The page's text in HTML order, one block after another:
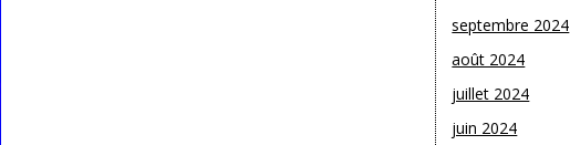
septembre 2024
août 2024
juillet 2024
juin 2024